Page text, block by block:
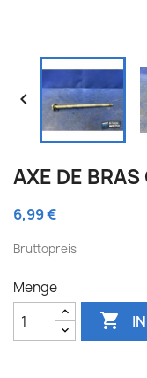

AXE DE
6,99 €
Bruttopreis
Menge
